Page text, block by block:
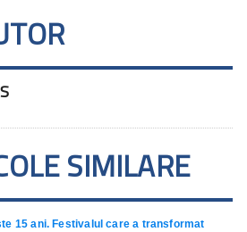
SIMILARE
15 ani. Festivalul care a transformat